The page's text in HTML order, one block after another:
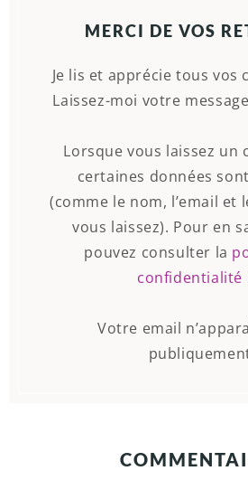
MERCI DE VOS
Je lis et apprécie tous vos
Laissez-moi votre
Lorsque vous laissez un
certaines données
(comme le nom, l’email et
vous laissez). Pour en
pouvez consulter la
confidentialité
Votre email